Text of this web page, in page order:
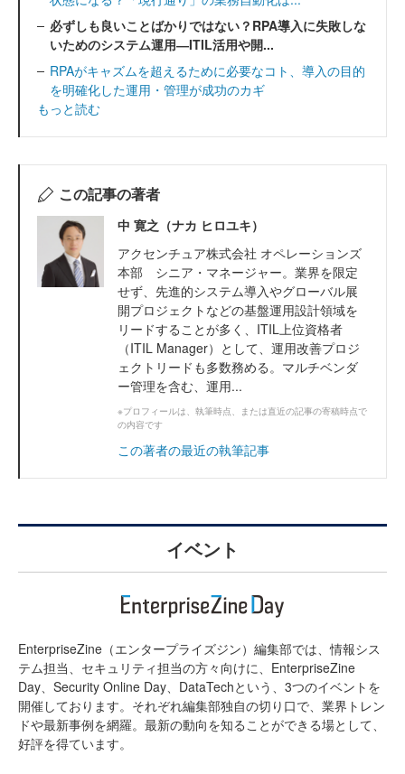
必ずしも良いことばかりではない？RPA導入に失敗しな
いためのシステム運用―ITIL活用や開...
RPAがキャズムを超えるために必要なコト、導入の目的
を明確化した運用・管理が成功のカギ
もっと読む
この記事の著者
中 寛之（ナカ ヒロユキ）
アクセンチュア株式会社 オペレーションズ
本部 シニア・マネージャー。業界を限定
せず、先進的システム導入やグローバル展
開プロジェクトなどの基盤運用設計領域を
リードすることが多く、ITIL上位資格者
（ITIL Manager）として、運用改善プロジ
ェクトリードも多数務める。マルチベンダ
ー管理を含む、運用...
※プロフィールは、執筆時点、または直近の記事の寄稿時点で
の内容です
この著者の最近の執筆記事
イベント
EnterpriseZine（エンタープライズジン）編集部では、情報シス
テム担当、セキュリティ担当の方々向けに、EnterpriseZine
Day、Security Online Day、DataTechという、3つのイベントを
開催しております。それぞれ編集部独自の切り口で、業界トレン
ドや最新事例を網羅。最新の動向を知ることができる場として、
好評を得ています。